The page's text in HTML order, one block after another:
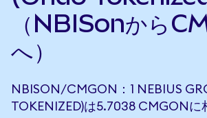
（NBISonから
へ）
NBISON/CMGON：1 NEBIUS
TOKENIZED)は5.7038 CMGONに